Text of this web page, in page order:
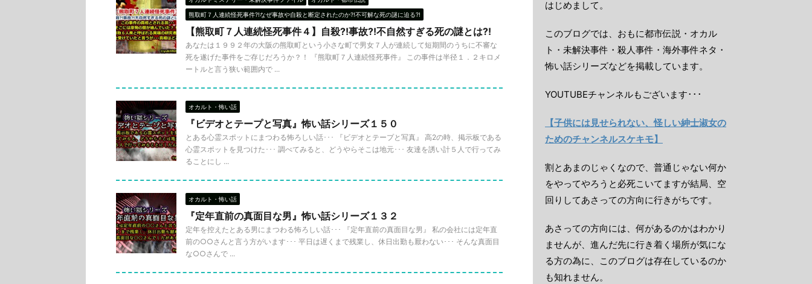
熊取町７人連続怪死事件?!なぜ事故や自殺と断定されたのか?!不可解な死の謎に迫る?!
【熊取町７人連続怪死事件４】自殺?!事故?!不自然すぎる死の謎とは?!
あなたは１９９２年の大阪の熊取町という小さな町で男女７人が連続して短期間のうちに不審な
死を遂げた事件をご存じだろうか？！ 『熊取町７人連続怪死事件』 この事件は半径１．２キロメ
ートルと言う狭い範囲内で ...
オカルト・怖い話
『ビデオとテープと写真』怖い話シリーズ１５０
とある心霊スポットにまつわる怖ろしい話･･･ 『ビデオとテープと写真』 高2の時、掲示板である
心霊スポットを見つけた･･･ 調べてみると、どうやらそこは地元･･･ 友達を誘い計５人で行ってみ
ることにし ...
オカルト・怖い話
『定年直前の真面目な男』怖い話シリーズ１３２
定年を控えたとある男にまつわる怖ろしい話･･･ 『定年直前の真面目な男』 私の会社には定年直
前の○○さんと言う方がいます･･･ 平日は遅くまで残業し、休日出勤も厭わない･･･ そんな真面目
な○○さんで ...
はじめまして。
このブログでは、おもに都市伝説・オカル
ト・未解決事件・殺人事件・海外事件ネタ・
怖い話シリーズなどを掲載しています。
YOUTUBEチャンネルもございます･･･
【子供には見せられない、怪しい紳士淑女の
ためのチャンネルスケキモ】
割とあまのじゃくなので、普通じゃない何か
をやってやろうと必死こいてますが結局、空
回りしてあさっての方向に行きがちです。
あさっての方向には、何があるのかはわかり
ませんが、進んだ先に行き着く場所が気にな
る方の為に、このブログは存在しているのか
も知れません。